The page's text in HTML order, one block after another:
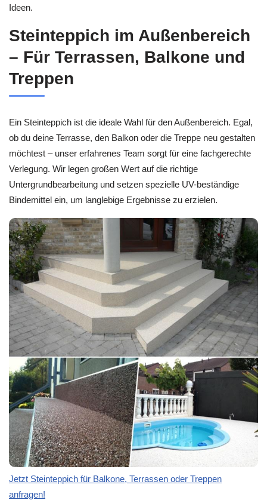
Ideen.
Steinteppich im Außenbereich
– Für Terrassen, Balkone und
Treppen
Ein Steinteppich ist die ideale Wahl für den Außenbereich. Egal,
ob du deine Terrasse, den Balkon oder die Treppe neu gestalten
möchtest – unser erfahrenes Team sorgt für eine fachgerechte
Verlegung. Wir legen großen Wert auf die richtige
Untergrundbearbeitung und setzen spezielle UV-beständige
Bindemittel ein, um langlebige Ergebnisse zu erzielen.
Jetzt Steinteppich für Balkone, Terrassen oder Treppen
anfragen!